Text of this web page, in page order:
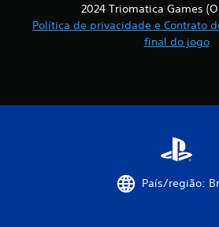
2024 Triomatica Games
Política de privacidade e Contrato
final do jogo
País/região: